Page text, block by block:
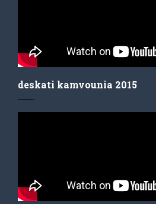
deskati kamvounia 2015